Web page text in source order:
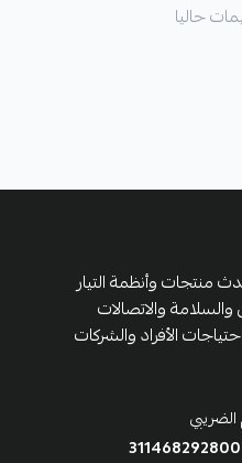
حاليا
منتجات وأنظمة التيار
والاتصالات
الأفراد والشركات
الضريبي